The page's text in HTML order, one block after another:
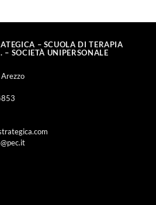
– SCUOLA DI TERAPIA
– SOCIETÀ UNIPERSONALE